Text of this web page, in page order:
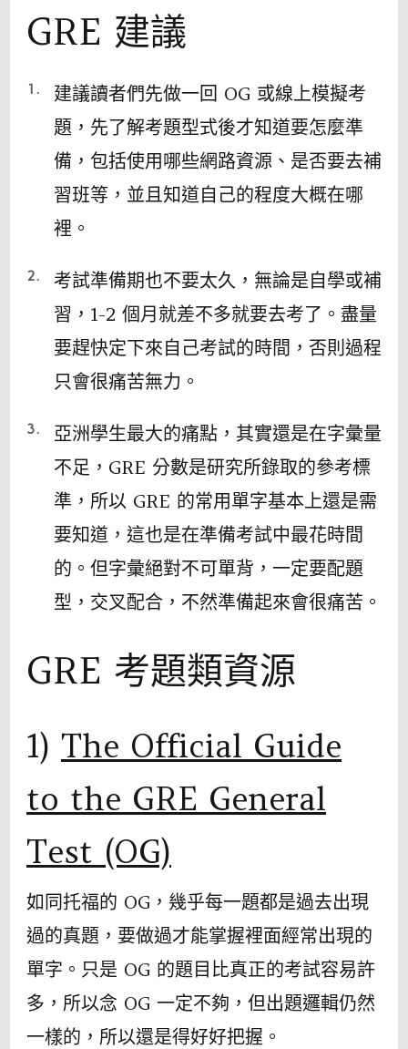
GRE 建議
建議讀者們先做一回 OG 或線上模擬考
題，先了解考題型式後才知道要怎麼準
備，包括使用哪些網路資源、是否要去補
習班等，並且知道自己的程度大概在哪
裡。
考試準備期也不要太久，無論是自學或補
習，1-2 個月就差不多就要去考了。盡量
要趕快定下來自己考試的時間，否則過程
只會很痛苦無力。
亞洲學生最大的痛點，其實還是在字彙量
不足，GRE 分數是研究所錄取的參考標
準，所以 GRE 的常用單字基本上還是需
要知道，這也是在準備考試中最花時間
的。但字彙絕對不可單背，一定要配題
型，交叉配合，不然準備起來會很痛苦。
GRE 考題類資源
1) The Official Guide
to the GRE General
Test (OG)
如同托福的 OG，幾乎每一題都是過去出現
過的真題，要做過才能掌握裡面經常出現的
單字。只是 OG 的題目比真正的考試容易許
多，所以念 OG 一定不夠，但出題邏輯仍然
一樣的，所以還是得好好把握。